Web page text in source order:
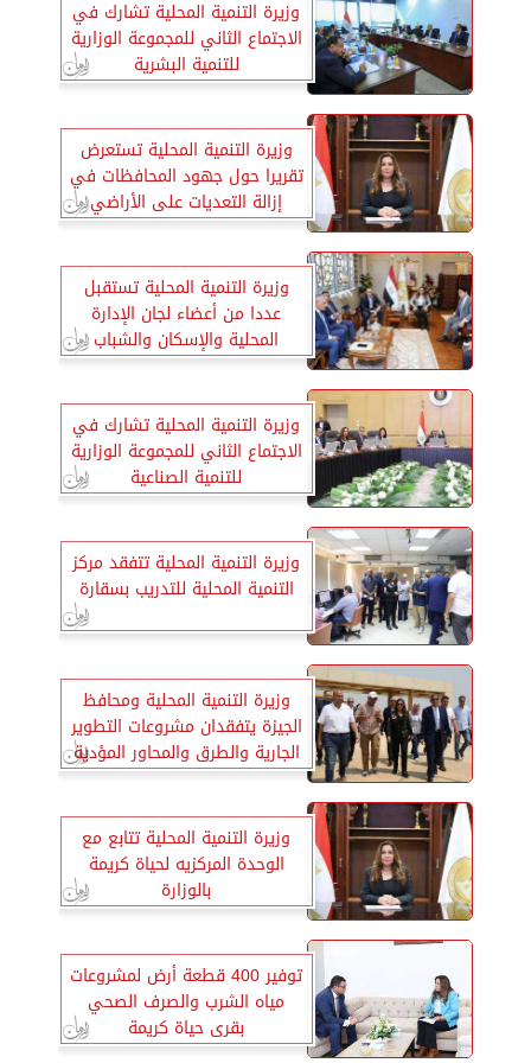
وزيرة التنمية المحلية تشارك في
الاجتماع الثاني للمجموعة الوزارية
للتنمية البشرية
وزيرة التنمية المحلية تستعرض
تقريرا حول جهود المحافظات في
إزالة التعديات على الأراضي
الزراعية
وزيرة التنمية المحلية تستقبل
عددا من أعضاء لجان الإدارة
المحلية والإسكان والشباب
بمجلس النواب
وزيرة التنمية المحلية تشارك في
الاجتماع الثاني للمجموعة الوزارية
للتنمية الصناعية
وزيرة التنمية المحلية تتفقد مركز
التنمية المحلية للتدريب بسقارة
وزيرة التنمية المحلية ومحافظ
الجيزة يتفقدان مشروعات التطوير
الجارية والطرق والمحاور المؤدية
للمتحف المصري الكبير
وزيرة التنمية المحلية تتابع مع
الوحدة المركزيه لحياة كريمة
بالوزارة
توفير 400 قطعة أرض لمشروعات
مياه الشرب والصرف الصحي
بقرى حياة كريمة